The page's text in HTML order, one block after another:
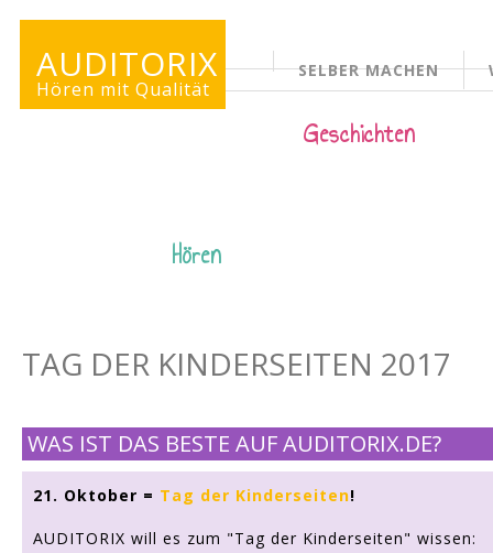
AUDITORIX
Hören mit Qualität KINDERSEITE
SELBER MACHEN
Hören
Geschichten
TAG DER KINDERSEITEN 2017
WAS IST DAS BESTE AUF AUDITORIX.DE?
21. Oktober = Tag der Kinderseiten!
AUDITORIX will es zum "Tag der Kinderseiten" wissen: